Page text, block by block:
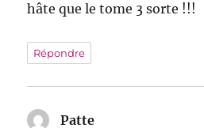
hâte que le tome 3 sorte !!!
Répondre
Patte